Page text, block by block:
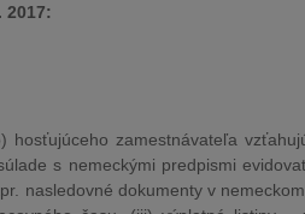
2017:
hosťujúceho zamestnávateľa
s nemeckými predpismi
nasledovné dokumenty v